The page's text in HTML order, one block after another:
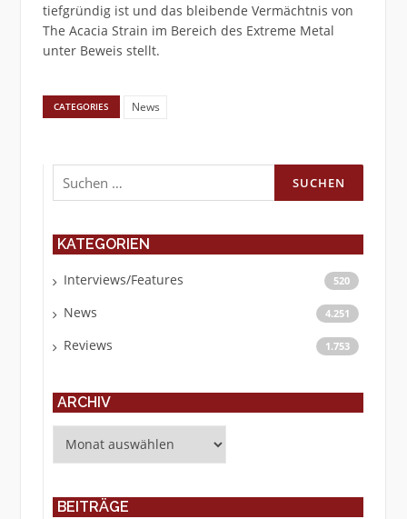
tiefgründig ist und das bleibende Vermächtnis von
The Acacia Strain im Bereich des Extreme Metal
unter Beweis stellt.
CATEGORIES News
Suchen
nach:
KATEGORIEN
Interviews/Features 520
News 4.251
Reviews 1.753
ARCHIV
BEITRÄGE